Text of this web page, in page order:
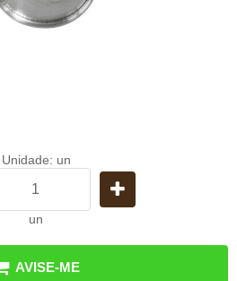
Unidade: un
un
AVISE-ME